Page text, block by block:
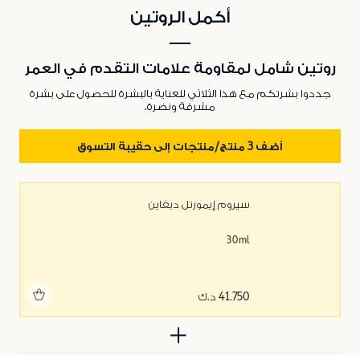
أكمل الروتين
سيروم إيمورتل ديفاين
30ml
41.750 د.ك
روتين شامل لمقاومة علامات التقدم في العمر
جددوا بشرتكم مع هذا الثلاثي للعناية بالبشرة للحصول على بشرة
مشرقة ونضرة.
أضف 3 منتج/منتجات إلى حقيبة التسوق